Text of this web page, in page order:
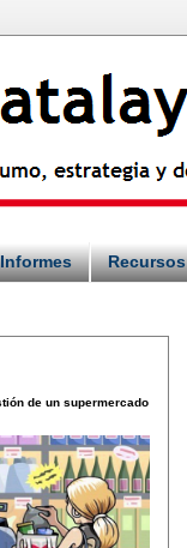
Informes Recursos
de un supermercado